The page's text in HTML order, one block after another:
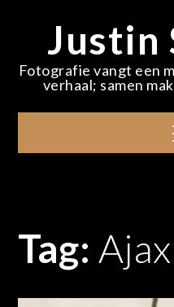
contentJustin
Fotografie vangt een
verhaal; samen
Tag: Ajax